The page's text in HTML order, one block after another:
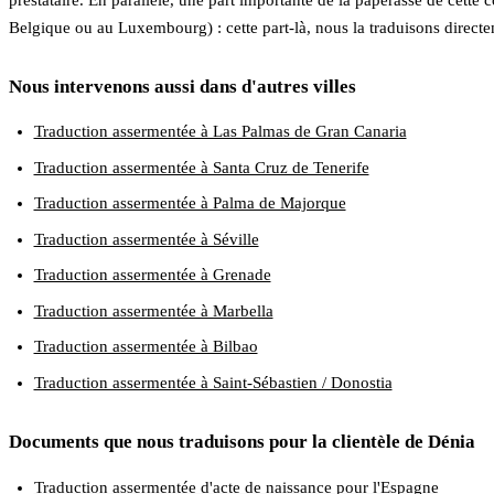
Belgique ou au Luxembourg) : cette part-là, nous la traduisons
Nous intervenons aussi dans d'autres villes
Traduction assermentée à Las Palmas de Gran Canaria
Traduction assermentée à Santa Cruz de Tenerife
Traduction assermentée à Palma de Majorque
Traduction assermentée à Séville
Traduction assermentée à Grenade
Traduction assermentée à Marbella
Traduction assermentée à Bilbao
Traduction assermentée à Saint-Sébastien / Donostia
Documents que nous traduisons pour la clientèle de Dénia
Traduction assermentée d'acte de naissance pour l'Espagne